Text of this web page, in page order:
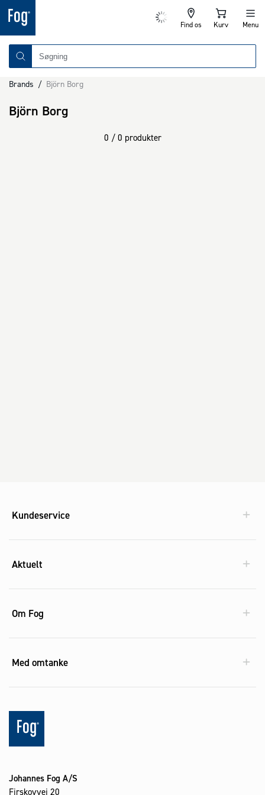
Find os Kurv Menu
Brands / Björn Borg
Björn Borg
0 / 0 produkter
Kundeservice
Aktuelt
Om Fog
Med omtanke
Johannes Fog A/S
Firskovvej 20